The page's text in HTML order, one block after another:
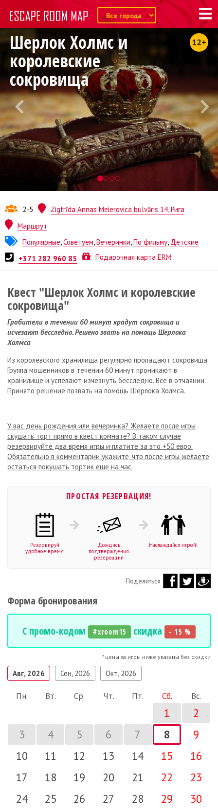
Шерлок Холмс и
королевские
сокровища
12+
2-5
Zigfrīda Annas Meierovica bulvāris 14, Рига
Маршрут
Популярные,Советуем,Вечеринки,По фильму, Детские
+371 282 960 85
Подарочная карта ERM
Квест от
Квест "Шерлок Холмс и королевские
сокровища"
Грабители в течении 60 минут крадут сокровища и
исчезают бесследно. Решено звать на помощь Шерлока
Холмса
Из королевского хранилища регулярно пропадают сокровища.
Группа мошенников в течении 60 минут проникают в
хранилище и успевают изчезнуть бесследно. Все в отчаянии.
Принято решение позвать на помощь Шерлока Холмса.
У вас день рождения или вечеринка? Желаете после игры
скушать торт прямо в квест комнате? В таком случае
резервируйте два время игры и платите за это +50 евро.
Обязательно в комментарии укажите, что после игры желаете
остаться покушать тортик еще на час.
ПРОСТАЯ РЕЗЕРВАЦИЯ!
Резервируй
удобное время
Дождись
подтверждения
резервации
Наслаждайся игрой!
Поделиться
Форма бронирования
С промо-кодом #xroom15 скидка - 15 %
* цены за игры ниже указаны без скидки
Авг, 2026 Сен, 2026 Окт, 2026
Пн. Вт. Ср. Чт. Пт. Сб. Вс.
1
2
3
4 5 6 7 8
9
10
11 12 13 14 15
16
17
18 19 20 21 22
23
24
25 26 27 28 29
30